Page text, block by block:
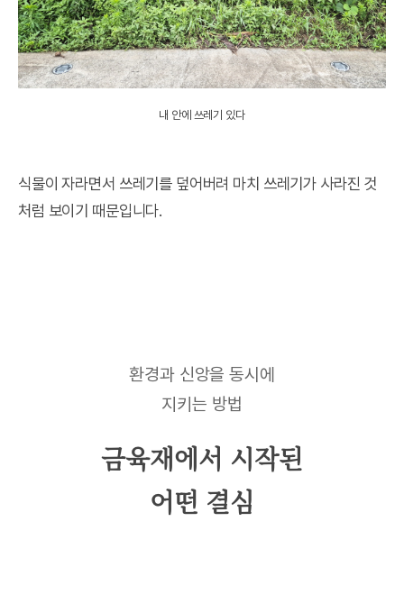
내 안에 쓰레기 있다
식물이 자라면서 쓰레기를 덮어버려 마치 쓰레기가 사라진 것
처럼 보이기 때문입니다.
환경과 신앙을 동시에
지키는 방법
금육재에서 시작된
어떤 결심